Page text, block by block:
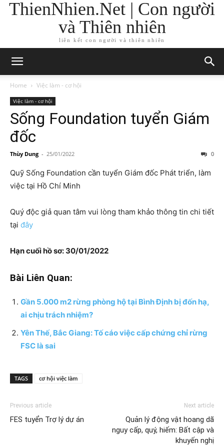
ThienNhien.Net | Con người
và Thiên nhiên
liên kết con người và thiên nhiên
Home Việc làm - cơ hội
Việc làm - cơ hội
Sống Foundation tuyển Giám
đốc
Thùy Dung - 25/01/2022 0
Quỹ Sống Foundation cần tuyển Giám đốc Phát triển, làm
việc tại Hồ Chí Minh
Quý độc giả quan tâm vui lòng tham khảo thông tin chi tiết
tại đây
Hạn cuối hồ sơ: 30/01/2022
Bài Liên Quan:
Gần 5.000 m2 rừng phòng hộ tại Bình Định bị đốn hạ,
ai chịu trách nhiệm?
Yên Thế, Bắc Giang: Tố cáo việc cấp chứng chỉ rừng
FSC là sai
TAGS cơ hội việc làm
Previous article
FES tuyển Trợ lý dự án
Next article
Quản lý động vật hoang dã
nguy cấp, quý, hiếm: Bất cập và
khuyến nghị